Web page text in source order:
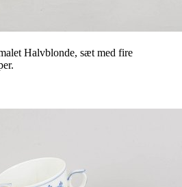
Halvblonde, sæt med fire